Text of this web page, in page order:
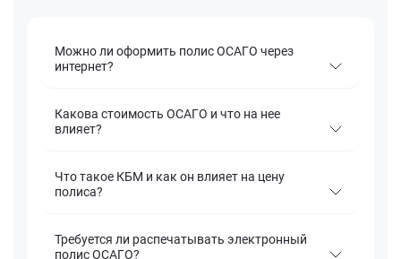
Можно ли оформить полис ОСАГО через
интернет?
Какова стоимость ОСАГО и что на нее
влияет?
Что такое КБМ и как он влияет на цену
полиса?
Требуется ли распечатывать электронный
полис ОСАГО?